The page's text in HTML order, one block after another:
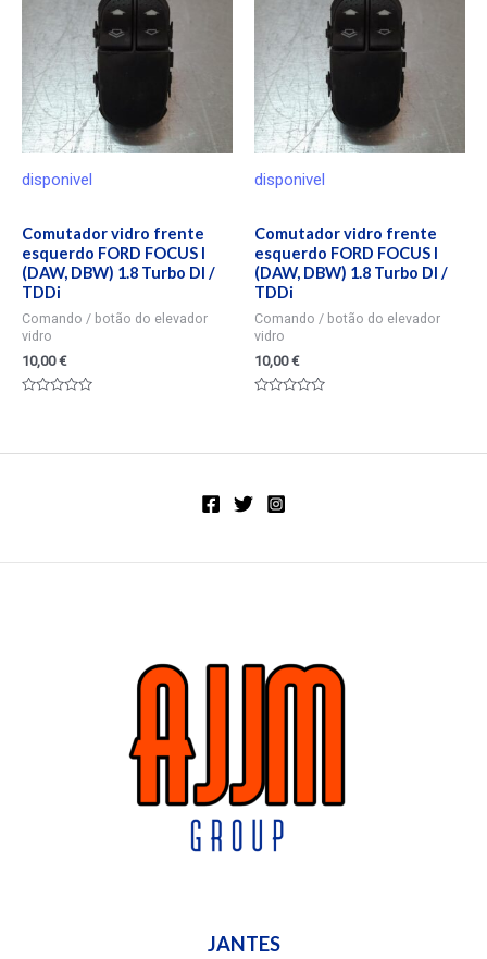
disponivel
Comutador vidro frente
esquerdo FORD FOCUS I
(DAW, DBW) 1.8 Turbo DI /
TDDi
Comando / botão do elevador
vidro
10,00€
5
disponivel
Comutador vidro frente
esquerdo FORD FOCUS I
(DAW, DBW) 1.8 Turbo DI /
TDDi
Comando / botão do elevador
vidro
10,00€
5
JANTES